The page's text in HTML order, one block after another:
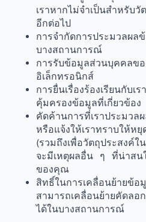
เราหากไม่จําเป็นสําหรับ
อีกต่อไป
การจํากัดการประมวลผ
บางสถานการณ์
การรับข้อมูลส่วนบุคคลข
อิเล็กทรอนิกส์
การยื่นเรื่องร้องเรียนกับเ
คุ้มครองข้อมูลที่เกี่ยวข้อง
คัดค้านการที่เราประมว
หรือแจ้งให้เราทราบให้ห
(รวมถึงเพื่อวัตถุประสงค์
จะมีเหตุผลอื่น ๆ ที่น่าสน
ของคุณ
สิทธิ์ในการเคลื่อนย้ายข้
สามารถเคลื่อนย้ายคัดลอ
ได้ในบางสถานการณ์